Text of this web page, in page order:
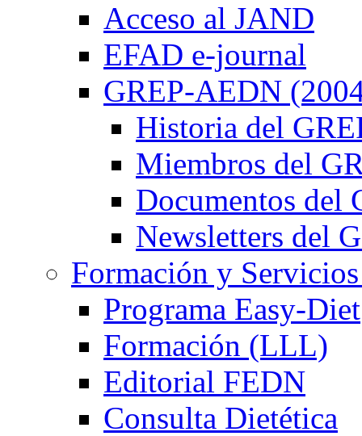
Acceso al JAND
EFAD e-journal
GREP-AEDN
Historia del
Miembros del
Documentos del
Newsletters del
Formación y
Programa Easy-Diet
Formación (LLL)
Editorial FEDN
Consulta Dietética